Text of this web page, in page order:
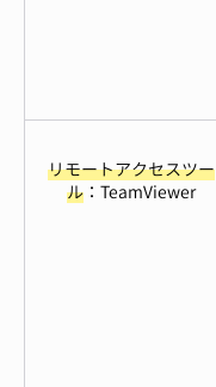
リモートアクセスツー
ル ：TeamViewer